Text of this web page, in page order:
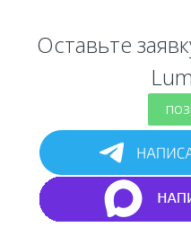
Оставьте